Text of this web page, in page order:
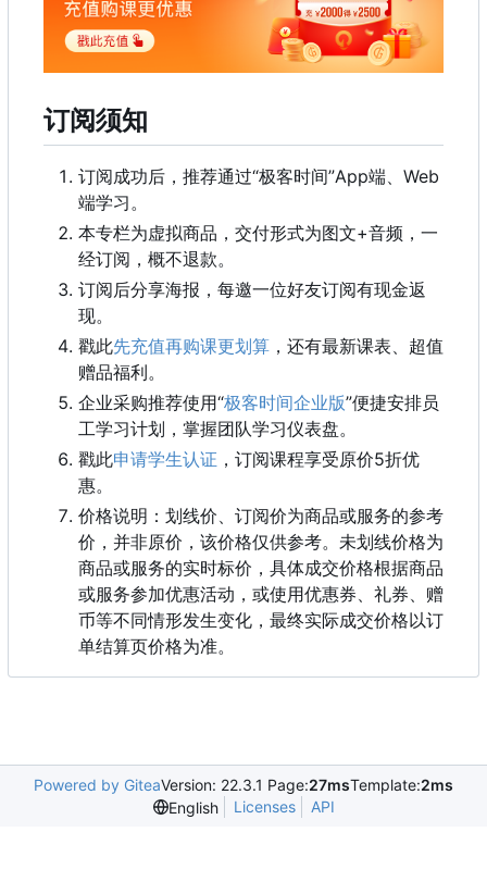
订阅须知
订阅成功后 ， 推荐通过“极客时间”App端、Web
端学习。
本专栏为虚拟商品，交付形式为图文+音频，一
经订阅，概不退款。
订阅后分享海报，每邀一位好友订阅有现金返
现。
戳此先充值再购课更划算 ，还有最新课表、超值
赠品福利。
企业采购推荐使用“极客时间企业版”便捷安排员
工学习计划，掌握团队学习仪表盘。
戳此申请学生认证 ， 订阅课程享受原价5折优
惠。
价格说明：划线价、订阅价为商品或服务的参考
价，并非原价，该价格仅供参考。未划线价格为
商品或服务的实时标价，具体成交价格根据商品
或服务参加优惠活动，或使用优惠券、礼券、赠
币等不同情形发生变化，最终实际成交价格以订
单结算页价格为准。
Powered by GiteaVersion: 22.3.1 Page:27msTemplate:2ms
English
Licenses API